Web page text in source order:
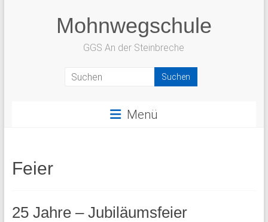
Mohnwegschule
GGS An der Steinbreche
Menü
Feier
25 Jahre – Jubiläumsfeier